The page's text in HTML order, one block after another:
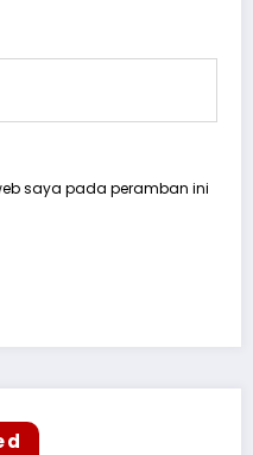
saya pada peramban ini